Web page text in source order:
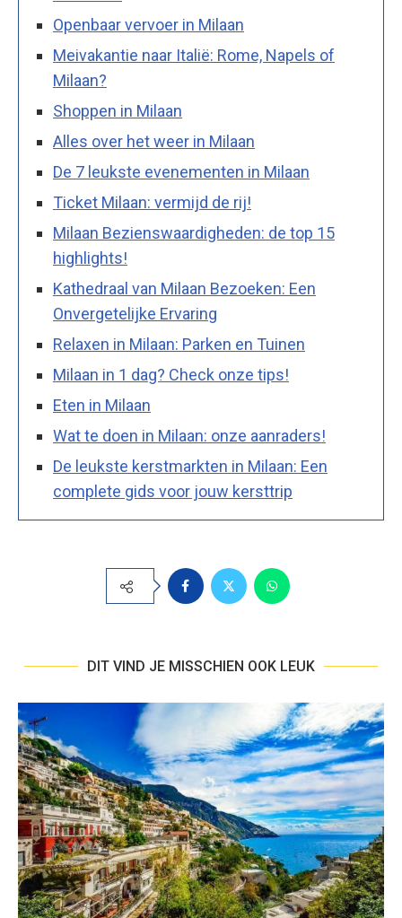
Openbaar vervoer in Milaan
Meivakantie naar Italië: Rome, Napels of
Milaan?
Shoppen in Milaan
Alles over het weer in Milaan
De 7 leukste evenementen in Milaan
Ticket Milaan: vermijd de rij!
Milaan Bezienswaardigheden: de top 15
highlights!
Kathedraal van Milaan Bezoeken: Een
Onvergetelijke Ervaring
Relaxen in Milaan: Parken en Tuinen
Milaan in 1 dag? Check onze tips!
Eten in Milaan
Wat te doen in Milaan: onze aanraders!
De leukste kerstmarkten in Milaan: Een
complete gids voor jouw kersttrip
DIT VIND JE MISSCHIEN OOK LEUK